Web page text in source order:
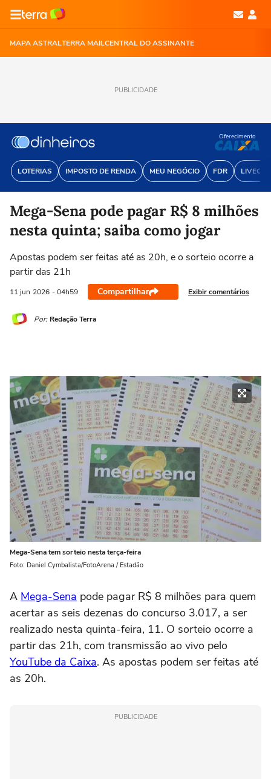
MAPA ASTRALTERRA MAILCENTRAL DO ASSINANTE
PUBLICIDADE
LOTERIAS IMPOSTO DE RENDA MEU NEGÓCIO FDR
Oferecimento
Mega-Sena pode pagar R$ 8 milhões
nesta quinta; saiba como jogar
Apostas podem ser feitas até as 20h, e o sorteio ocorre a
partir das 21h
11 jun 2026 - 04h59 Compartilhar Exibir comentários
Por: Redação Terra
Mega-Sena tem sorteio nesta terça-feira
Foto: Daniel Cymbalista/FotoArena / Estadão
A Mega-Sena pode pagar R$ 8 milhões para quem
acertar as seis dezenas do concurso 3.017, a ser
realizado nesta quinta-feira, 11. O sorteio ocorre a
partir das 21h, com transmissão ao vivo pelo
YouTube da Caixa. As apostas podem ser feitas até
as 20h.
PUBLICIDADE